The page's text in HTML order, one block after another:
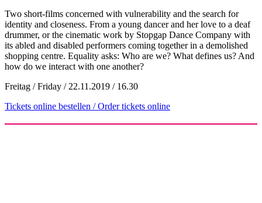
Two short-films concerned with vulnerability and the search for
identity and closeness. From a young dancer and her love to a deaf
drummer, or the cinematic work by Stopgap Dance Company with
its abled and disabled performers coming together in a demolished
shopping centre. Equality asks: Who are we? What defines us? And
how do we interact with one another?
Freitag / Friday / 22.11.2019 / 16.30
Tickets online bestellen / Order tickets online